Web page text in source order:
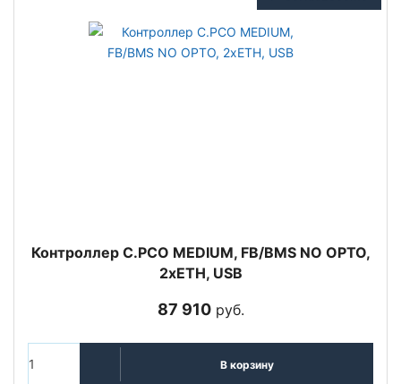
Контроллер C.PCO MEDIUM, FB/BMS NO OPTO,
2xETH, USB
87 910руб.
В корзину